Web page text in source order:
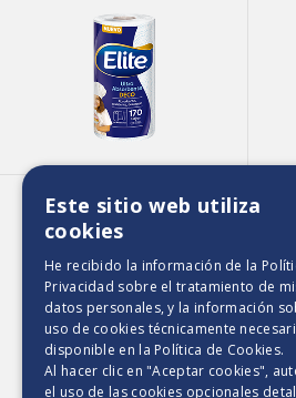
Elite Maxirollo 450 HD
Este sitio web utiliza
cookies
He recibido la información de la
Privacidad sobre el tratamiento de
datos personales, y la información
uso de cookies técnicamente
disponible en la Política de Cookies.
Al hacer clic en "Aceptar cookies",
el uso de las cookies opcionales